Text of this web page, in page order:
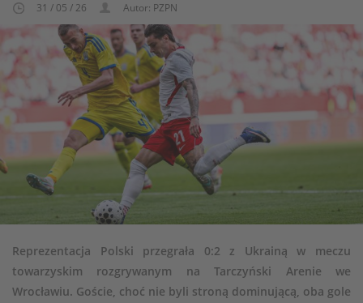
31 / 05 / 26 Autor: PZPN
Reprezentacja Polski przegrała 0:2 z Ukrainą w meczu
towarzyskim rozgrywanym na Tarczyński Arenie we
Wrocławiu. Goście, choć nie byli stroną dominującą, oba gole